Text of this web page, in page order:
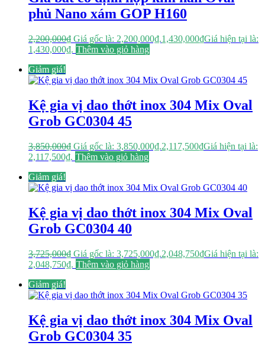
phủ Nano xám GOP H160
2,200,000₫ Giá gốc là: 2,200,000₫.1,430,000₫Giá hiện tại là:
1,430,000₫. Thêm vào giỏ hàng
Giảm giá!
Kệ gia vị dao thớt inox 304 Mix Oval
Grob GC0304 45
3,850,000₫ Giá gốc là: 3,850,000₫.2,117,500₫Giá hiện tại là:
2,117,500₫. Thêm vào giỏ hàng
Giảm giá!
Kệ gia vị dao thớt inox 304 Mix Oval
Grob GC0304 40
3,725,000₫ Giá gốc là: 3,725,000₫.2,048,750₫Giá hiện tại là:
2,048,750₫. Thêm vào giỏ hàng
Giảm giá!
Kệ gia vị dao thớt inox 304 Mix Oval
Grob GC0304 35